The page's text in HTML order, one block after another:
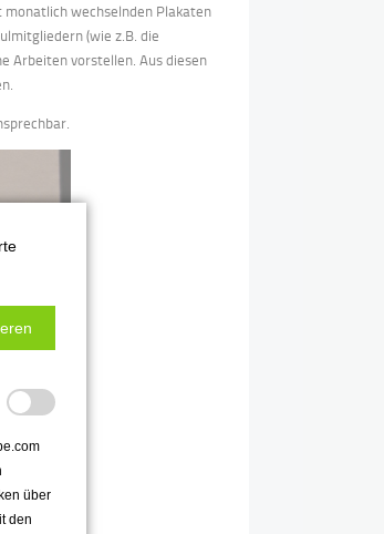
monatlich wechselnden Plakaten
(wie z.B. die
Arbeiten vorstellen. Aus diesen
über
den